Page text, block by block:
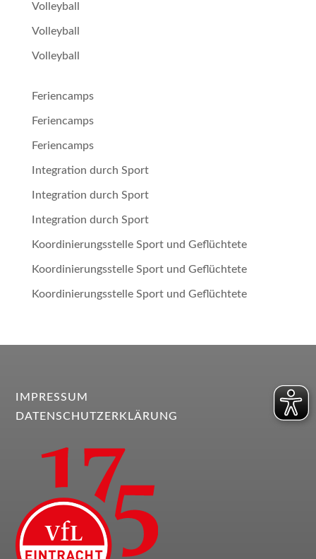
Volleyball
Volleyball
Volleyball
Feriencamps
Feriencamps
Feriencamps
Integration durch Sport
Integration durch Sport
Integration durch Sport
Koordinierungsstelle Sport und Geflüchtete
Koordinierungsstelle Sport und Geflüchtete
Koordinierungsstelle Sport und Geflüchtete
IMPRESSUM
DATENSCHUTZERKLÄRUNG